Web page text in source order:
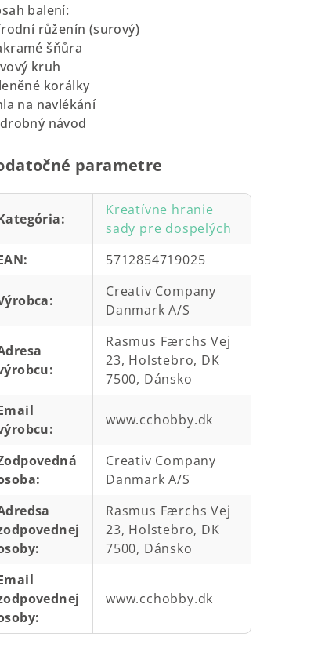
balení:
růženín (surový)
šňůra
kruh
korálky
na navlékání
návod
parametre
:
Kreatívne hranie
sady pre dospelých
: 5712854719025
:
Creativ Company
Danmark A/S
:
Rasmus Færchs Vej
23, Holstebro, DK
7500, Dánsko
:
www.cchobby.dk
:
Creativ Company
Danmark A/S
:
Rasmus Færchs Vej
23, Holstebro, DK
7500, Dánsko
:
www.cchobby.dk